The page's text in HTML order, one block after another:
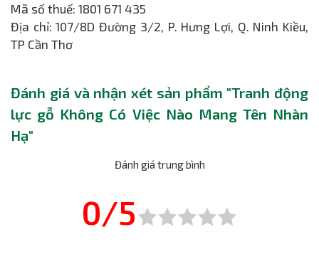
Mã số thuế: 1801 671 435
Địa chỉ: 107/8D Đường 3/2, P. Hưng Lợi, Q. Ninh Kiều,
TP Cần Thơ
Đánh giá và nhận xét sản phẩm "Tranh động
lực gỗ Không Có Việc Nào Mang Tên Nhàn
Hạ"
Đánh giá trung bình
0/5